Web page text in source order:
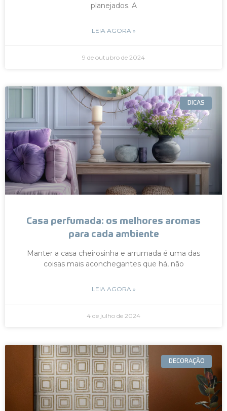
planejados. A
LEIA AGORA »
9 de outubro de 2024
DICAS
Casa perfumada: os melhores aromas
para cada ambiente
Manter a casa cheirosinha e arrumada é uma das
coisas mais aconchegantes que há, não
LEIA AGORA »
4 de julho de 2024
DECORAÇÃO